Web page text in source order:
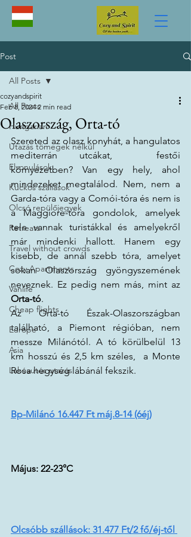
Post
All Posts
Hungarian
Utazás tömegek nélkül
Elvonulások
Kuckós szállások
Olcsó repülőjegyek
Retreats
Travel without crowds
Cozy Apartments
Vanlife
Cheap flights
Europe
Asia
Lakóautós utazás
All Posts
Olaszország, Orta-tó
cozyandspirit
Feb 8, 2024 2 min read
Szereted az olasz konyhát, a hangulatos
mediterrán utcákat,  festői
környezetben? Van egy hely, ahol
mindezeket megtalálod. Nem, nem a
Garda-tóra vagy a Comói-tóra és nem is
a Maggiore-tóra gondolok, amelyek
tele vannak turistákkal és amelyekről
már mindenki hallott. Hanem egy
kisebb, de annál szebb tóra, amelyet
sokan Olaszország gyöngyszemének
Orta-tó.
Az Orta-tó Észak-Olaszországban
található, a Piemont régióban, nem
messze Milánótól. A tó körülbelül 13
km hosszú és 2,5 km széles,  a Monte
Rosa hegység lábánál fekszik.
Bp-Milánó 16.447 Ft máj.8-14 (6éj)
Május: 22-23°C
Olcsóbb szállások: 31.477 Ft/2 fő/éj-től